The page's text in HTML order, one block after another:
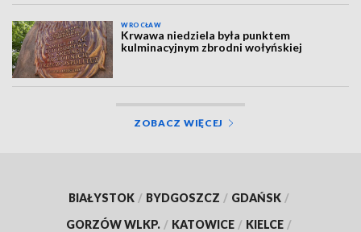
WROCŁAW
Krwawa niedziela była punktem
kulminacyjnym zbrodni wołyńskiej
ZOBACZ WIĘCEJ
BIAŁYSTOK / BYDGOSZCZ / GDAŃSK /
GORZÓW WLKP. / KATOWICE / KIELCE /